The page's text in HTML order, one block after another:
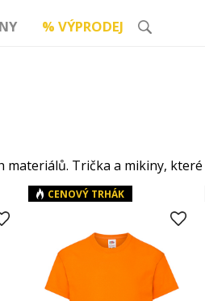
% VÝPRODEJ
Trička a mikiny, které
CENOVÝ TRHÁK